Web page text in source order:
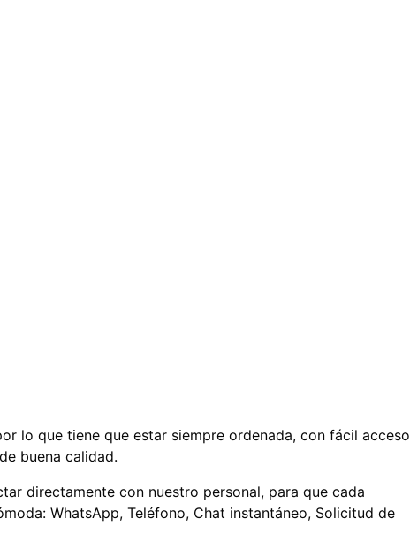
lo que tiene que estar siempre ordenada, con fácil acceso
buena calidad.
directamente con nuestro personal, para que cada
WhatsApp, Teléfono, Chat instantáneo, Solicitud de